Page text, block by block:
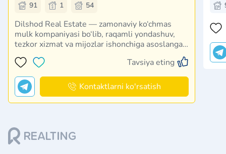
91 1 54
Dilshod Real Estate — zamonaviy ko‘chmas
mulk kompaniyasi bo‘lib, raqamli yondashuv,
tezkor xizmat va mijozlar ishonchiga asoslangan
faoliyat yuritadi. Biz kvartira, hovli va tijorat
ko‘chmas mulklarini tanlashda yordam beramiz
hamda har bir bitimni professional darajada
kuzatib boramiz. …
Tavsiya eting
Kontaktlarni ko'rsatish